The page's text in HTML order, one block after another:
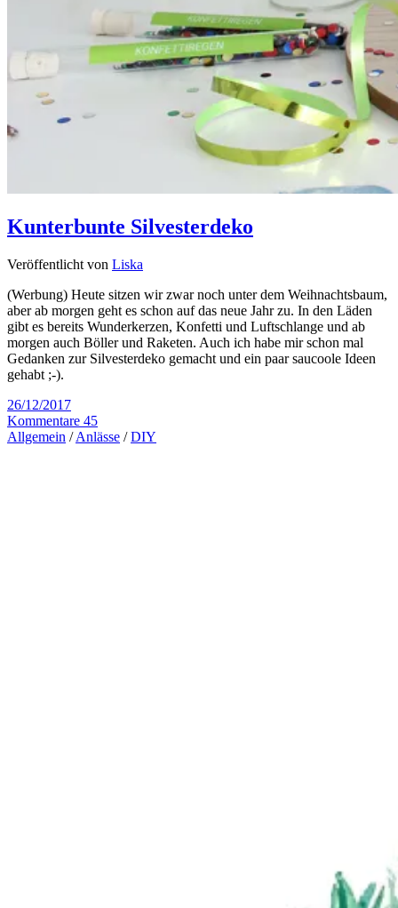
Kunterbunte Silvesterdeko
Veröffentlicht von Liska
(Werbung) Heute sitzen wir zwar noch unter dem Weihnachtsbaum,
aber ab morgen geht es schon auf das neue Jahr zu. In den Läden
gibt es bereits Wunderkerzen, Konfetti und Luftschlange und ab
morgen auch Böller und Raketen. Auch ich habe mir schon mal
Gedanken zur Silvesterdeko gemacht und ein paar saucoole Ideen
gehabt ;-).
26/12/2017
Kommentare 45
Allgemein /Anlässe /DIY